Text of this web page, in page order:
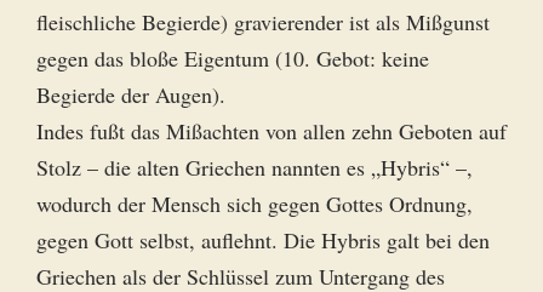
fleischliche Begierde) gravierender ist als Mißgunst
gegen das bloße Eigentum (10. Gebot: keine
Begierde der Augen).
Indes fußt das Mißachten von allen zehn Geboten auf
Stolz – die alten Griechen nannten es „Hybris“ –,
wodurch der Mensch sich gegen Gottes Ordnung,
gegen Gott selbst, auflehnt. Die Hybris galt bei den
Griechen als der Schlüssel zum Untergang des